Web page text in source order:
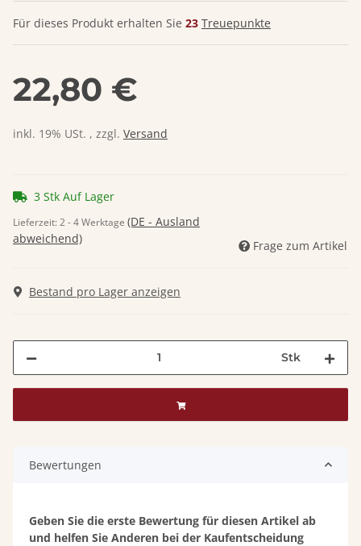
Für dieses Produkt erhalten Sie 23 Treuepunkte
22,80 €
inkl. 19% USt. , zzgl. Versand
3 Stk Auf Lager
Lieferzeit: 2 - 4 Werktage (DE - Ausland
abweichend)
Frage zum Artikel
Bestand pro Lager anzeigen
Stk
Bewertungen
Geben Sie die erste Bewertung für diesen Artikel ab
und helfen Sie Anderen bei der Kaufentscheidung